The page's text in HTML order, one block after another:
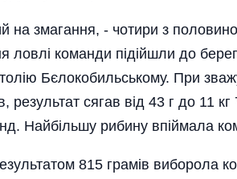
на змагання, - чотири з
ловлі команди підійшли до
Бєлокобильському. При
результат сягав від 43 г до 11
Най­більшу рибину впіймала
815 грамів виборола